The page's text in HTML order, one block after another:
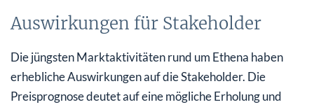
Auswirkungen für Stakeholder
Die jüngsten Marktaktivitäten rund um Ethena haben
erhebliche Auswirkungen auf die Stakeholder. Die
Preisprognose deutet auf eine mögliche Erholung und